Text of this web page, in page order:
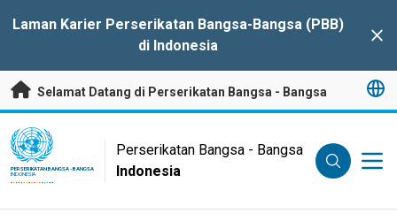
Laman Karier Perserikatan Bangsa-Bangsa (PBB)
di Indonesia
Selamat Datang di Perserikatan Bangsa - Bangsa
UN Logo
PERSERIKATAN BANGSA - BANGSA
INDONESIA
Perserikatan Bangsa - Bangsa
Indonesia